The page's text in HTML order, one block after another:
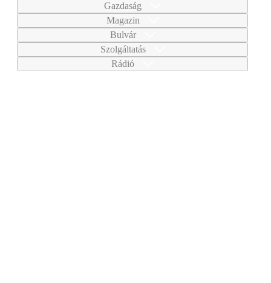
Gazdaság
Magazin
Bulvár
Szolgáltatás
Rádió